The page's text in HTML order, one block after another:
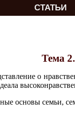
СТАТЬИ
Тема
о
основы семьи,